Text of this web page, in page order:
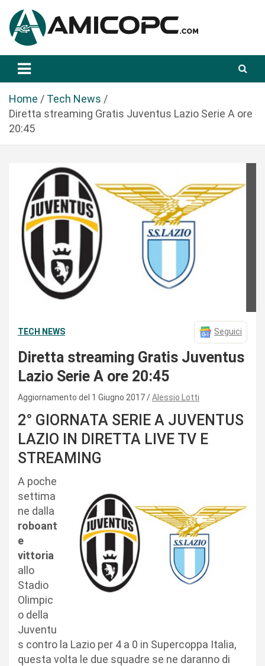
a
Amicopc.com
Home
Tech News
Diretta streaming Gratis Juventus Lazio Serie A ore
20:45
TECH NEWS Seguici
Diretta streaming Gratis Juventus
Lazio Serie A ore 20:45
Aggiornamento del 1 Giugno 2017 Alessio Lotti
2° GIORNATA SERIE A JUVENTUS
LAZIO IN DIRETTA LIVE TV E
STREAMING
A poche
settima
ne dalla
roboant
e
vittoria
allo
Stadio
Olimpic
o della
Juventu
s contro la Lazio per 4 a 0 in Supercoppa Italia,
questa volta le due squadre se ne daranno di